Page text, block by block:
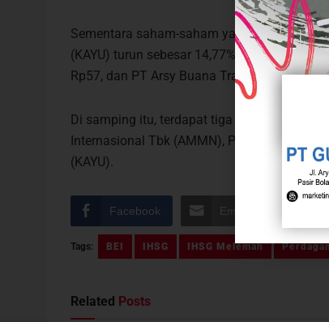
Sementara saham-saham yang masuk
(KAYU) turun sebesar 14,77% ke Rp150, PT
Rp57, dan PT Arsy Buana Travelindo Tbk
Di samping itu, terdapat tiga saham yang
Internasional Tbk (AMMN), PT Saptausaha
(KAYU).
Facebook Email
Tags: BEI IHSG IHSG Melemah
Related Posts